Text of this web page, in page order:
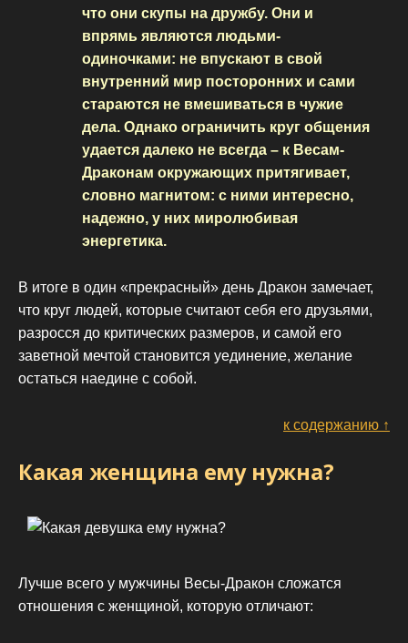
что они скупы на дружбу. Они и
впрямь являются людьми-
одиночками: не впускают в свой
внутренний мир посторонних и сами
стараются не вмешиваться в чужие
дела. Однако ограничить круг общения
удается далеко не всегда – к Весам-
Драконам окружающих притягивает,
словно магнитом: с ними интересно,
надежно, у них миролюбивая
энергетика.
В итоге в один «прекрасный» день Дракон замечает,
что круг людей, которые считают себя его друзьями,
разросся до критических размеров, и самой его
заветной мечтой становится уединение, желание
остаться наедине с собой.
к содержанию ↑
Какая женщина ему нужна?
Лучше всего у мужчины Весы-Дракон сложатся
отношения с женщиной, которую отличают: